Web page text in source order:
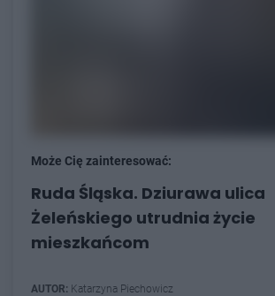
Może Cię zainteresować:
Ruda Śląska. Dziurawa ulica
Żeleńskiego utrudnia życie
mieszkańcom
AUTOR: Katarzyna Piechowicz